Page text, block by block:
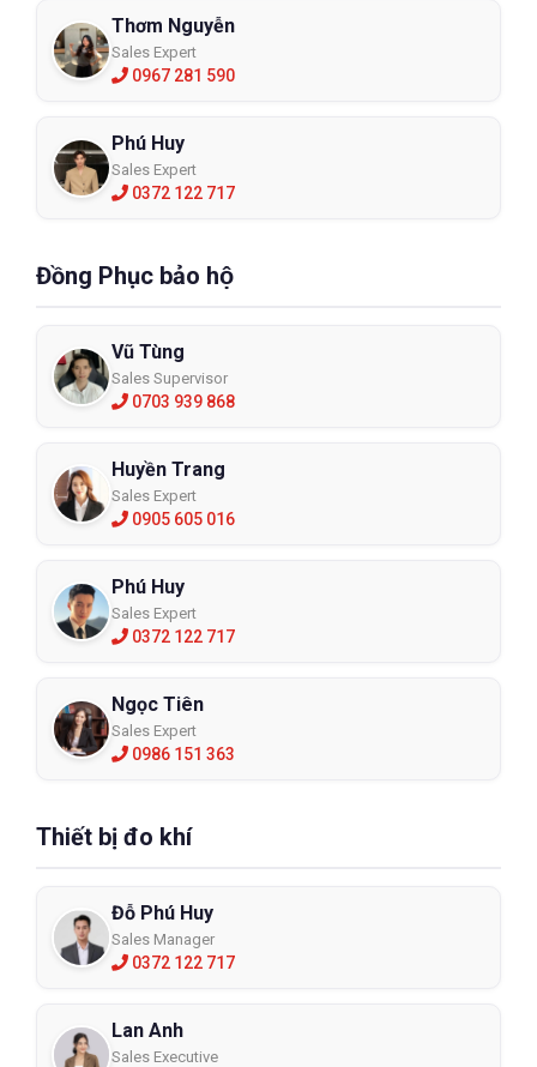
Thơm Nguyễn
Sales Expert
0967 281 590
Phú Huy
Sales Expert
0372 122 717
Đồng Phục bảo hộ
Vũ Tùng
Sales Supervisor
0703 939 868
Huyền Trang
Sales Expert
0905 605 016
Phú Huy
Sales Expert
0372 122 717
Ngọc Tiên
Sales Expert
0986 151 363
Thiết bị đo khí
Đỗ Phú Huy
Sales Manager
0372 122 717
Lan Anh
Sales Executive